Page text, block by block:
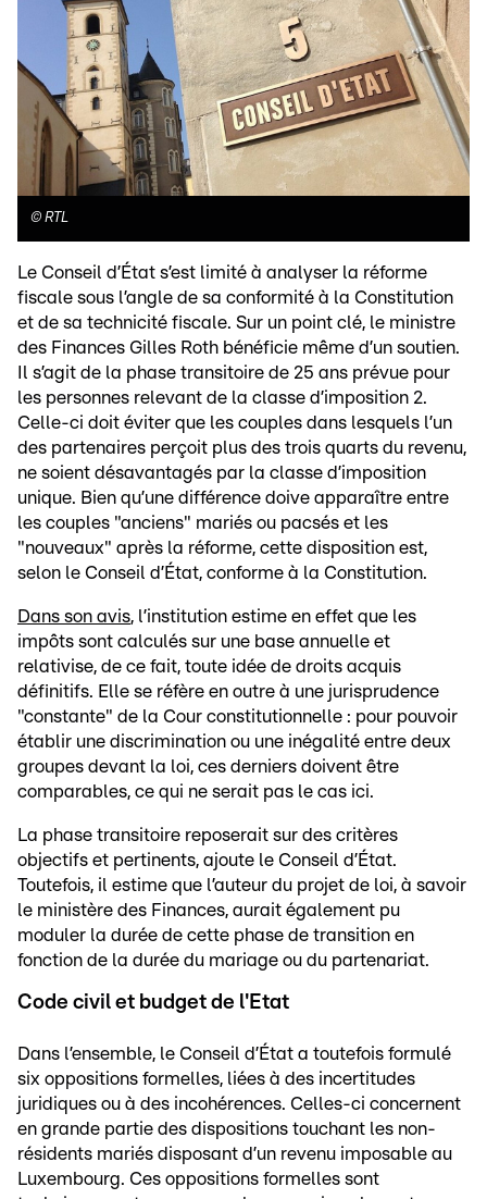
© RTL
Le Conseil d’État s’est limité à analyser la réforme
fiscale sous l’angle de sa conformité à la Constitution
et de sa technicité fiscale. Sur un point clé, le ministre
des Finances Gilles Roth bénéficie même d’un soutien.
Il s’agit de la phase transitoire de 25 ans prévue pour
les personnes relevant de la classe d’imposition 2.
Celle-ci doit éviter que les couples dans lesquels l’un
des partenaires perçoit plus des trois quarts du revenu,
ne soient désavantagés par la classe d’imposition
unique. Bien qu’une différence doive apparaître entre
les couples "anciens" mariés ou pacsés et les
"nouveaux" après la réforme, cette disposition est,
selon le Conseil d’État, conforme à la Constitution.
Dans son avis, l’institution estime en effet que les
impôts sont calculés sur une base annuelle et
relativise, de ce fait, toute idée de droits acquis
définitifs. Elle se réfère en outre à une jurisprudence
"constante" de la Cour constitutionnelle : pour pouvoir
établir une discrimination ou une inégalité entre deux
groupes devant la loi, ces derniers doivent être
comparables, ce qui ne serait pas le cas ici.
La phase transitoire reposerait sur des critères
objectifs et pertinents, ajoute le Conseil d’État.
Toutefois, il estime que l’auteur du projet de loi, à savoir
le ministère des Finances, aurait également pu
moduler la durée de cette phase de transition en
fonction de la durée du mariage ou du partenariat.
Code civil et budget de l'Etat
Dans l’ensemble, le Conseil d’État a toutefois formulé
six oppositions formelles, liées à des incertitudes
juridiques ou à des incohérences. Celles-ci concernent
en grande partie des dispositions touchant les non-
résidents mariés disposant d’un revenu imposable au
Luxembourg. Ces oppositions formelles sont